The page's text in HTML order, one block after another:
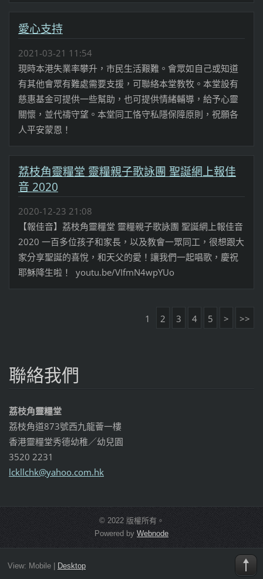
愛心支持
2021-03-21 11:54
現時本港失業率攀升，市民生活艱難。會眾如自己或知道
有其他會眾有難處需要支援，可聯絡本堂教牧。本堂設有
慈惠基金可提供一些幫助，也可提供情緒輔導，給予心靈
關懷，並代禱守望。本堂同工恪守私隱保障原則，祝願各
人平安蒙恩！
荔枝角靈糧堂 靈糧親子歌詠團 聖誕網上報佳
音 2020
2020-12-23 21:08
【報佳音】荔枝角靈糧堂 靈糧親子歌詠團 聖誕網上報佳音
2020 一百多位孩子和家長，以及教會一眾同工，很想跟大
家分享聖誕的喜悅，和天父的愛！讓我們一起唱歌，慶祝
耶穌降生啦！ youtu.be/VIfmN4wpYUo
1 2 3 4 5 > >>
聯絡我們
荔枝角靈糧堂
荔枝角道873號西九龍薈一樓
香港靈糧堂秀德幼稚／幼兒園
3520 2231
lckllchk@yahoo.com.hk
© 2022 版權所有。
Powered by Webnode
View: Mobile| Desktop